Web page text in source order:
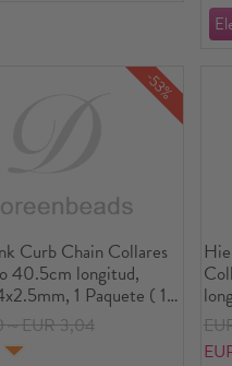
-53%
Curb Chain Collares
40.5cm longitud,
1 Paquete ( 12
EUR 3,04